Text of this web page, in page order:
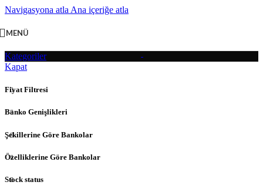
Navigasyona atla Ana içeriğe atla
MENÜ
Kategoriler
Kapat
Fiyat Filtresi
Banko Genişlikleri
Şekillerine Göre Bankolar
Özelliklerine Göre Bankolar
Stock status